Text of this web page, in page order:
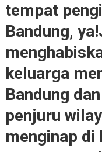
tempat
Bandung,
keluarga
Bandung
penjuru
menginap di